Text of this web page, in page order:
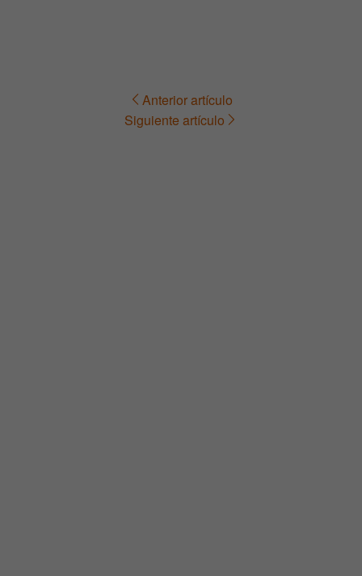
Navegación Anterior artículo
Siguiente artículo